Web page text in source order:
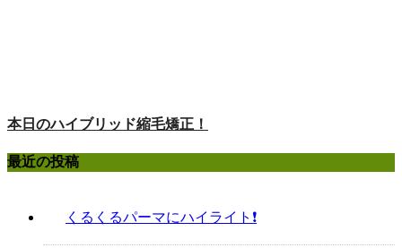
本日のハイブリッド縮毛矯正！
最近の投稿
くるくるパーマにハイライト❗️